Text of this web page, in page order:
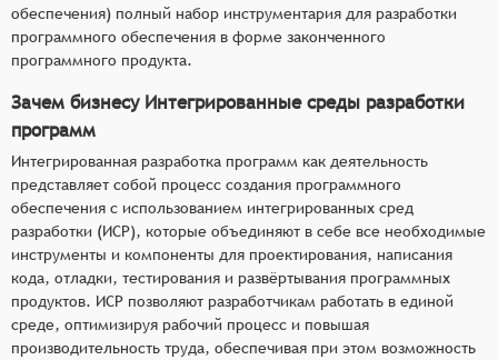
обеспечения) полный набор инструментария для разработки
программного обеспечения в форме законченного
программного продукта.
Зачем бизнесу Интегрированные среды разработки
программ
Интегрированная разработка программ как деятельность
представляет собой процесс создания программного
обеспечения с использованием интегрированных сред
разработки (ИСР), которые объединяют в себе все необходимые
инструменты и компоненты для проектирования, написания
кода, отладки, тестирования и развёртывания программных
продуктов. ИСР позволяют разработчикам работать в единой
среде, оптимизируя рабочий процесс и повышая
производительность труда, обеспечивая при этом возможность